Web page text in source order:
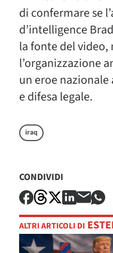
di confermare se
d’intelligence
la fonte del video,
l’organizzazione
un eroe
e difesa legale.
iraq
CONDIVIDI
ALTRI ARTICOLI DI